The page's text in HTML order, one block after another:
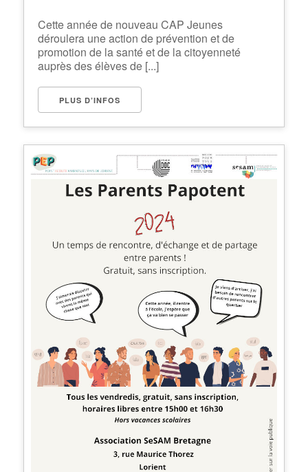
Cette année de nouveau CAP Jeunes
déroulera une action de prévention et de
promotion de la santé et de la citoyenneté
auprès des élèves de [...]
PLUS D’INFOS